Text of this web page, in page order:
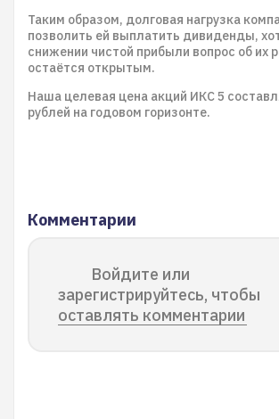
Таким образом, долговая нагрузка
позволить ей выплатить дивиденды,
снижении чистой прибыли вопрос об их
остаётся открытым.
Наша целевая цена акций ИКС 5
рублей на годовом горизонте.
Комментарии
Войдите или
зарегистрируйтесь, чтобы
оставлять комментарии